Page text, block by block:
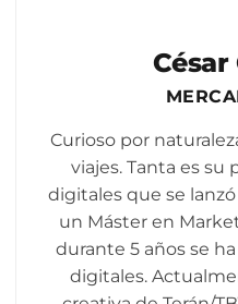
Curioso por
viajes. Tanta es su
digitales que se
un Máster en
durante 5 años se
digitales.